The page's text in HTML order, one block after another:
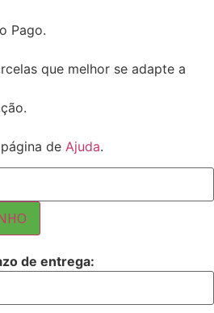
Pago.
que melhor se adapte a
de Ajuda.
de entrega: